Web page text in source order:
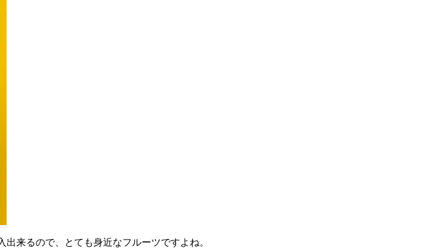
来るので、とても身近なフルーツですよね。